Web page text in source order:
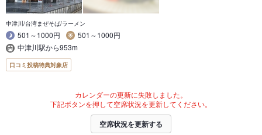
中津川/台湾まぜそば/ラーメン
501～1000円
501～1000円
中津川駅から953m
口コミ投稿特典対象店
カレンダーの更新に失敗しました。
下記ボタンを押して空席状況を更新してください。
空席状況を更新する